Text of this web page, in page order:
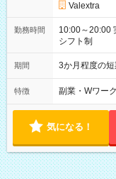
Valextra
勤務時間
10:00～20:00 実働7.5時間／休憩1.5時間 営業時間に合わせた
シフト制
期間 3か月程度の
特徴 副業・Wワー
気になる！